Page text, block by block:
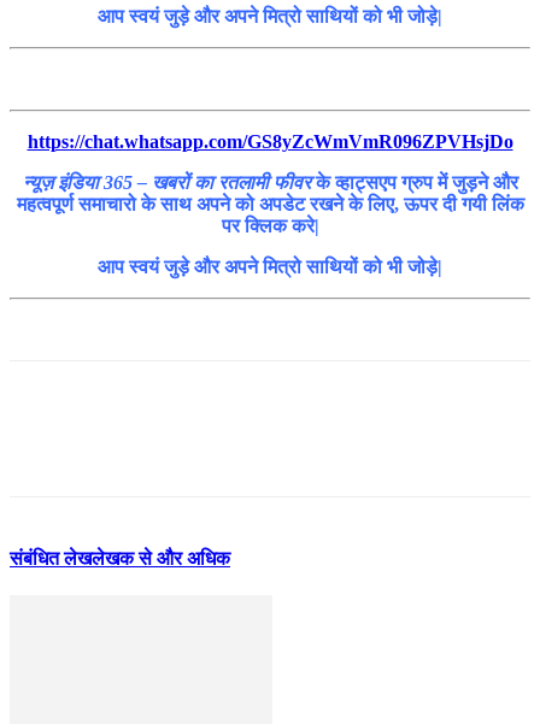
आप स्वयं जुड़े और अपने मित्रो साथियों को भी जोड़े|
https://chat.whatsapp.com/GS8yZcWmVmR096ZPVHsjDo
न्यूज़ इंडिया 365 – खबरों का रतलामी फीवरके व्हाट्सएप ग्रुप में जुड़ने और
महत्वपूर्ण समाचारो के साथ अपने को अपडेट रखने के लिए, ऊपर दी गयी लिंक
पर क्लिक करे|
आप स्वयं जुड़े और अपने मित्रो साथियों को भी जोड़े|
संबंधित लेखलेखक से और अधिक